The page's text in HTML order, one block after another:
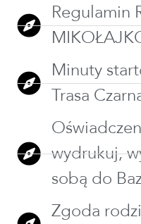
Regulamin
Minuty
Trasa
wydrukuj,
sobą do
Zgoda